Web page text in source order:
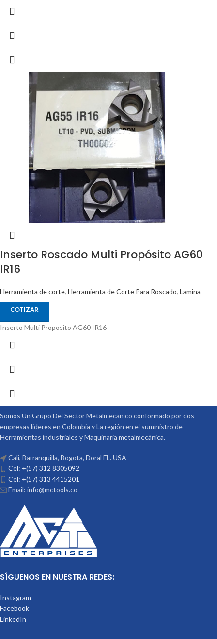
Inserto Roscado Multi Propósito AG60
IR16
Herramienta de corte, Herramienta de Corte Para Roscado, Lamina
COTIZAR
Inserto Multi Proposito AG60 IR16
Somos Un Grupo Del Sector Metalmecánico conformado por dos
empresas lideres en Colombia y La región en el suministro de
Herramientas industriales y Maquinaria metalmecánica.
Cali, Barranquilla, Bogota, Doral FL. USA
Cel: +(57) 312 8305092
Cel: +(57) 313 4415201
Email: info@mctools.co
SÍGUENOS EN NUESTRA REDES:
Instagram
Facebook
LinkedIn